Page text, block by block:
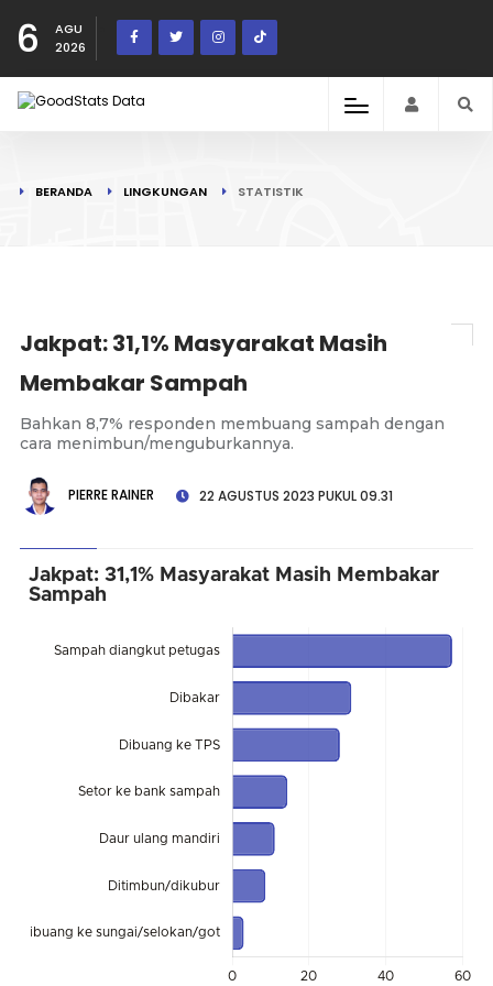
6
AGU
2026
BERANDA LINGKUNGAN STATISTIK
Jakpat: 31,1% Masyarakat Masih
Membakar Sampah
Bahkan 8,7% responden membuang sampah dengan
cara menimbun/menguburkannya.
PIERRE RAINER 22 AGUSTUS 2023 PUKUL 09.31
Jakpat: 31,1% Masyarakat Masih Membakar
Sampah